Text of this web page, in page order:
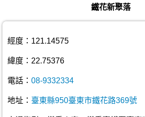
鐵花新聚落
經度：121.14575
緯度：22.75376
電話： 08-9332334
地址： 臺東縣950臺東市鐵花路369號